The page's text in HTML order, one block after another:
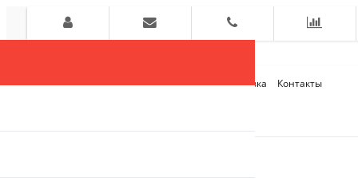
Главная О компании Оплата и Доставка Контакты